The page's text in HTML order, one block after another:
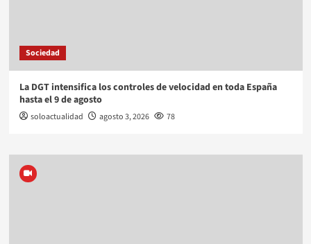
Sociedad
La DGT intensifica los controles de velocidad en toda España
hasta el 9 de agosto
soloactualidad agosto 3, 2026 78